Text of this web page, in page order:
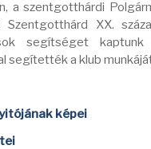
a szentgotthárdi
Szentgotthárd XX.
segítséget kaptunk
segítették a klub
képei